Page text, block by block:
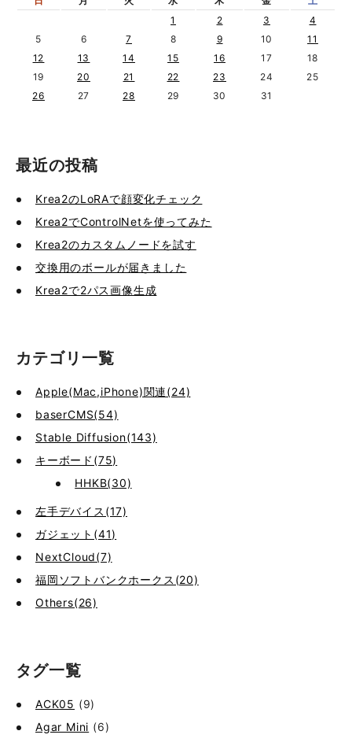
1
2 3
4
5
6 7 8 9 10
11
12
13 14 15 16 17
18
19
20 21 22 23 24
25
26
27 28 29 30 31
最近の投稿
Krea2のLoRAで顔変化チェック
Krea2でControlNetを使ってみた
Krea2のカスタムノードを試す
交換用のボールが届きました
Krea2で2パス画像生成
カテゴリ一覧
Apple(Mac,iPhone)関連(24)
baserCMS(54)
Stable Diffusion(143)
キーボード(75)
HHKB(30)
左手デバイス(17)
ガジェット(41)
NextCloud(7)
福岡ソフトバンクホークス(20)
Others(26)
タグ一覧
ACK05 (9)
Agar Mini (6)